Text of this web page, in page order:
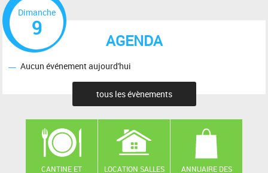
AGENDA
Dimanche
9
Aucun événement aujourd'hui
tous les évènements
CANTINE ET
LOCATION SALLES
ANNUAIRE DES